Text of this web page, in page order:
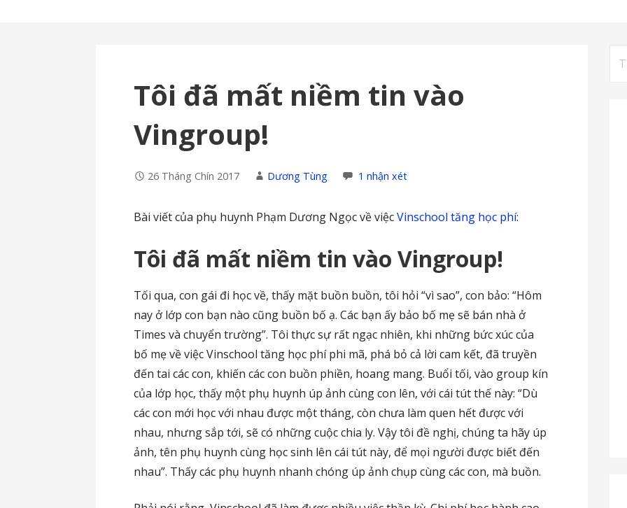
Tôi đã mất niềm tin vào
Vingroup!
26 Tháng Chín 2017 Dương Tùng 1 nhận xét
Bài viết của phụ huynh Phạm Dương Ngọc về việcVinschool tăng học phí:
Tôi đã mất niềm tin vào Vingroup!
Tối qua, con gái đi học về, thấy mặt buồn buồn, tôi hỏi “vì sao”, con bảo: “Hôm
nay ở lớp con bạn nào cũng buồn bố ạ. Các bạn ấy bảo bố mẹ sẽ bán nhà ở
Times và chuyển trường”. Tôi thực sự rất ngạc nhiên, khi những bức xúc của
bố mẹ về việc Vinschool tăng học phí phi mã, phá bỏ cả lời cam kết, đã truyền
đến tai các con, khiến các con buồn phiền, hoang mang. Buổi tối, vào group kín
của lớp học, thấy một phụ huynh úp ảnh cùng con lên, với cái tút thế này: “Dù
các con mới học với nhau được một tháng, còn chưa làm quen hết được với
nhau, nhưng sắp tới, sẽ có những cuộc chia ly. Vậy tôi đề nghị, chúng ta hãy úp
ảnh, tên phụ huynh cùng học sinh lên cái tút này, để mọi người được biết đến
nhau”. Thấy các phụ huynh nhanh chóng úp ảnh chụp cùng các con, mà buồn.